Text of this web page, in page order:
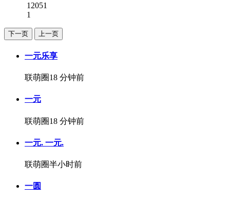
12051
1
下一页 上一页
一元乐享
联萌圈18 分钟前
一元
联萌圈18 分钟前
一元. 一元.
联萌圈半小时前
一圆